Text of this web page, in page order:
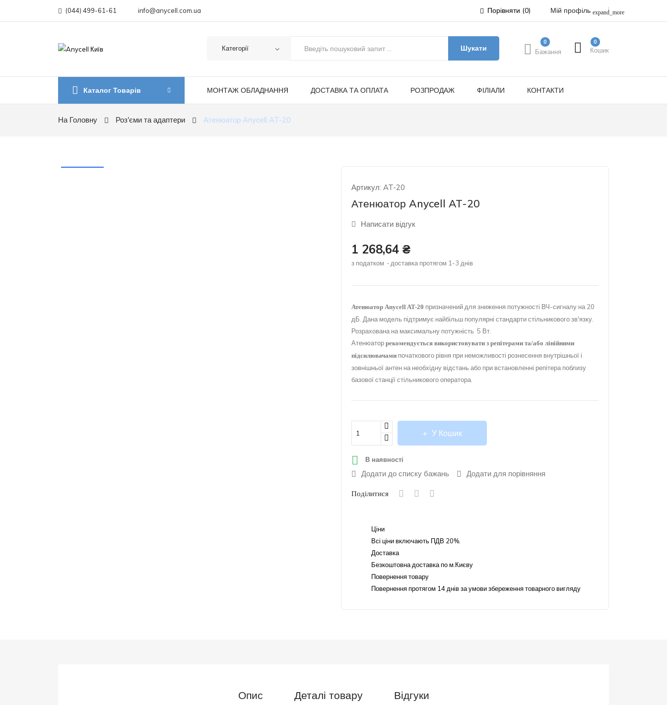
Мій профіль expand_more
Порівняти (0)
(044) 499-61-61 info@anycell.com.ua
Шукати Кошик
0
Бажання
0
Каталог Товарів МОНТАЖ ОБЛАДНАННЯ ДОСТАВКА ТА ОПЛАТА РОЗПРОДАЖ ФІЛІАЛИ КОНТАКТИ
На Головну Роз'єми та адаптери Атенюатор Anycell AT-20
Артикул: AT-20
Атенюатор Anycell AT-20
Написати відгук
1 268,64 ₴
з податком доставка протягом 1-3 днів
Атенюатор Anycell AT-20 призначений для зниження потужності ВЧ-сигналу на 20
дБ. Дана модель підтримує найбільш популярні стандарти стільникового зв'язку.
Розрахована на максимальну потужність 5 Вт.
Атенюатор рекомендується використовувати з репітерами та/або лінійними
підсилювачами початкового рівня при неможливості рознесення внутрішньої і
зовнішньої антен на необхідну відстань або при встановленні репітера поблизу
базової станції стільникового оператора.
У Кошик
 В наявності
Додати до списку бажань Додати для порівняння
Поділитися
Ціни
Всі ціни включають ПДВ 20%.
Доставка
Безкоштовна доставка по м.Києву
Повернення товару
Повернення протягом 14 днів за умови збереження товарного вигляду
Опис Деталі товару Відгуки